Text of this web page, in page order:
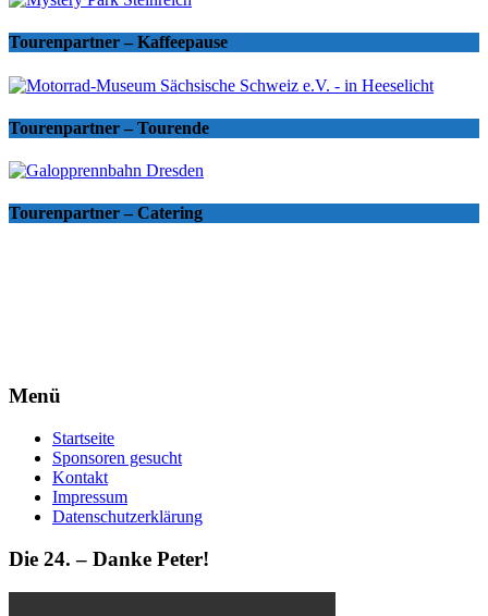
Tourenpartner – Kaffeepause
Tourenpartner – Tourende
Tourenpartner – Catering
Menü
Startseite
Sponsoren gesucht
Kontakt
Impressum
Datenschutzerklärung
Die 24. – Danke Peter!